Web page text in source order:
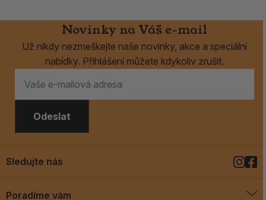
Novinky na Váš e-mail
Už nikdy nezmeškejte naše novinky, akce a speciální
nabídky. Přihlášení můžete kdykoliv zrušit.
Odeslat
Poradíme vám
Sledujte nás